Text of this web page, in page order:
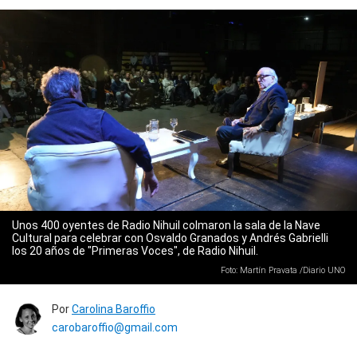
Unos 400 oyentes de Radio Nihuil colmaron la sala de la Nave
Cultural para celebrar con Osvaldo Granados y Andrés Gabrielli
los 20 años de "Primeras Voces", de Radio Nihuil.
Foto: Martín Pravata /Diario UNO
PorCarolina Baroffio
carobaroffio@gmail.com